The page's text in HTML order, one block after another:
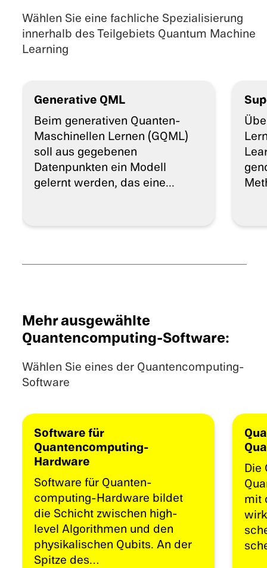
Wählen Sie eine fachliche Spezialisierung
innerhalb des Teilgebiets Quantum Machine
Learning
Generative QML
Beim generativen Quanten-
Maschinellen Lernen (GQML)
soll aus gegebenen
Datenpunkten ein Modell
gelernt werden, das eine...
Mehr ausgewählte
Quantencomputing-Software:
Wählen Sie eines der Quantencomputing-
Software
Software für
Quantencomputing-
Hardware
Software für Quanten­
computing-Hardware bildet
die Schicht zwischen high-
level Algorith­men und den
physi­ka­li­schen Qubits. An der
Spitze des…
Die
mit